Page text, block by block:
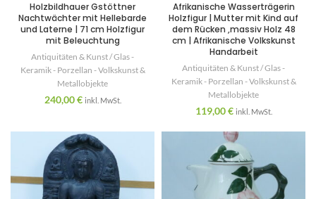
Holzbildhauer Gstöttner
Nachtwächter mit Hellebarde
und Laterne | 71 cm Holzfigur
mit Beleuchtung
Antiquitäten & Kunst / Glas -
Keramik - Porzellan - Volkskunst &
Metallobjekte
240,00€ inkl. MwSt.
Afrikanische Wasserträgerin
Holzfigur | Mutter mit Kind auf
dem Rücken ,massiv Holz 48
cm | Afrikanische Volkskunst
Handarbeit
Antiquitäten & Kunst / Glas -
Keramik - Porzellan - Volkskunst &
Metallobjekte
119,00€ inkl. MwSt.